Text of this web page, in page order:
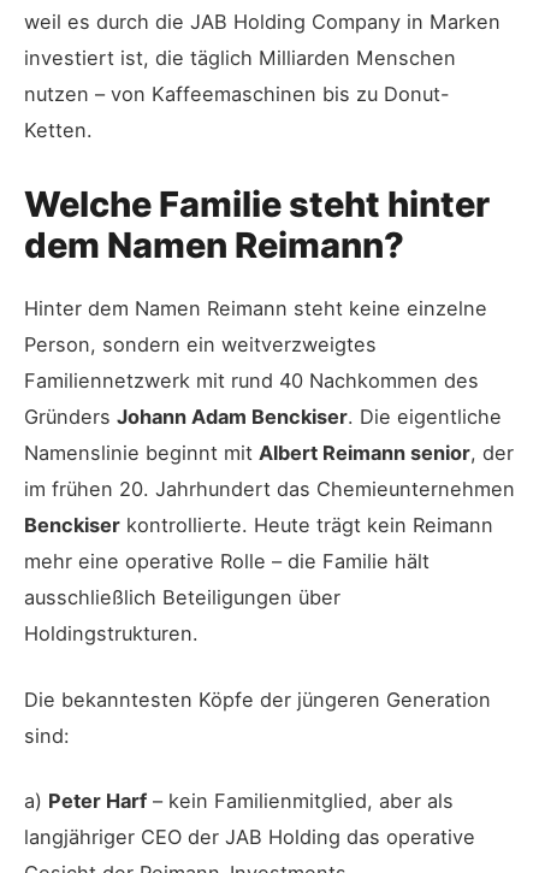
weil es durch die JAB Holding Company in Marken
investiert ist, die täglich Milliarden Menschen
nutzen – von Kaffeemaschinen bis zu Donut-
Ketten.
Welche Familie steht hinter
dem Namen Reimann?
Hinter dem Namen Reimann steht keine einzelne
Person, sondern ein weitverzweigtes
Familiennetzwerk mit rund 40 Nachkommen des
Gründers Johann Adam Benckiser. Die eigentliche
Namenslinie beginnt mit Albert Reimann senior, der
im frühen 20. Jahrhundert das Chemieunternehmen
Benckiser kontrollierte. Heute trägt kein Reimann
mehr eine operative Rolle – die Familie hält
ausschließlich Beteiligungen über
Holdingstrukturen.
Die bekanntesten Köpfe der jüngeren Generation
sind:
a) Peter Harf – kein Familienmitglied, aber als
langjähriger CEO der JAB Holding das operative